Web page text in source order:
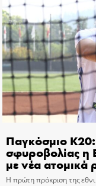
Παγκόσμιο Κ20:
σφυροβολίας η
με νέα ατομικά
Η πρώτη πρόκριση της